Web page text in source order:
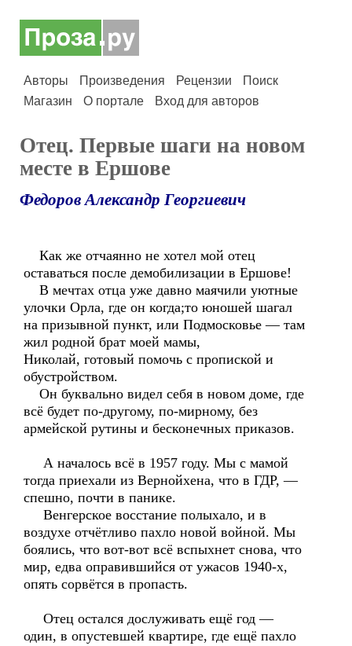
Авторы Произведения Рецензии
Поиск
Магазин
О портале Вход для авторов
Отец. Первые шаги на новом
месте в Ершове
Федоров Александр Георгиевич
Как же отчаянно не хотел мой отец
оставаться после демобилизации в Ершове!
В мечтах отца уже давно маячили уютные
улочки Орла, где он когда;то юношей шагал
на призывной пункт, или Подмосковье — там
жил родной брат моей мамы,
Николай, готовый помочь с пропиской и
обустройством.
Он буквально видел себя в новом доме, где
всё будет по-другому, по-мирному, без
армейской рутины и бесконечных приказов.
А началось всё в 1957 году. Мы с мамой
тогда приехали из Вернойхена, что в ГДР, —
спешно, почти в панике.
Венгерское восстание полыхало, и в
воздухе отчётливо пахло новой войной. Мы
боялись, что вот-вот всё вспыхнет снова, что
мир, едва оправившийся от ужасов 1940-х,
опять сорвётся в пропасть.
Отец остался дослуживать ещё год —
один, в опустевшей квартире, где ещё пахло